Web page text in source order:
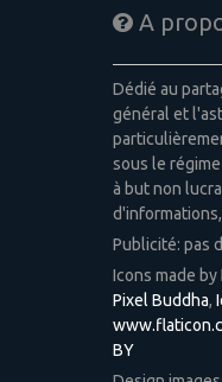
A
Dédié au
général et
sous le
à but non
Publicité: pas
Icons made by
Pixel Buddha,
BY